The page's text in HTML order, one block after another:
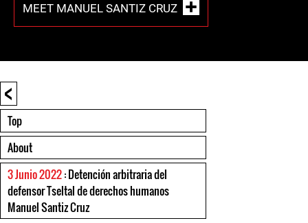
MEET MANUEL SANTIZ CRUZ
<
Top
About
3 Junio 2022: Detención arbitraria del
defensor Tseltal de derechos humanos
Manuel Santiz Cruz